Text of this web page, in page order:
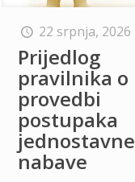
22 srpnja, 2026
Prijedlog
pravilnika o
provedbi
postupaka
jednostavne
nabave